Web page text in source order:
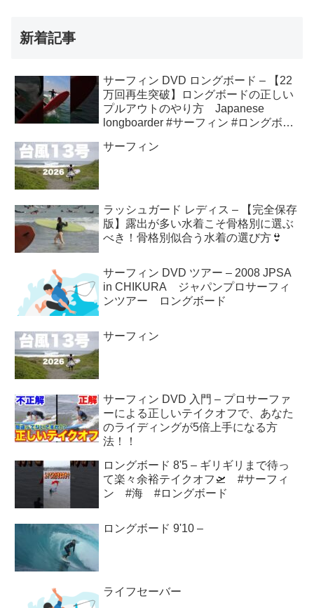
新着記事
サーフィン DVD ロングボード – 【22
万回再生突破】ロングボードの正しい
プルアウトのやり方 Japanese
longboarder #サーフィン #ロングボー
サーフィン
ラッシュガード レディス – 【完全保存
版】露出が多い水着こそ骨格別に選ぶ
べき！骨格別似合う水着の選び方👙
サーフィン DVD ツアー – 2008 JPSA
in CHIKURA ジャパンプロサーフィ
ンツアー ロングボード
サーフィン
サーフィン DVD 入門 – プロサーファ
ーによる正しいテイクオフで、あなた
のライディングが5倍上手になる方
法！！
ロングボード 8'5 – ギリギリまで待っ
て楽々余裕テイクオフ🛫 #サーフィ
ン #海 #ロングボード
ロングボード 9'10 –
ライフセーバー